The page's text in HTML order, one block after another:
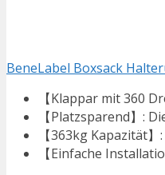
BeneLabel Boxsack
【Klappar mit 360
【Platzsparend】:
【363kg Kapazität
【Einfache